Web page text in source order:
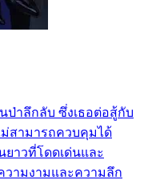
ป่าลึกลับ ซึ่งเธอต่อสู้กับ
ม่สามารถควบคุมได้
ยาวที่โดดเด่นและ
วามงามและความลึก